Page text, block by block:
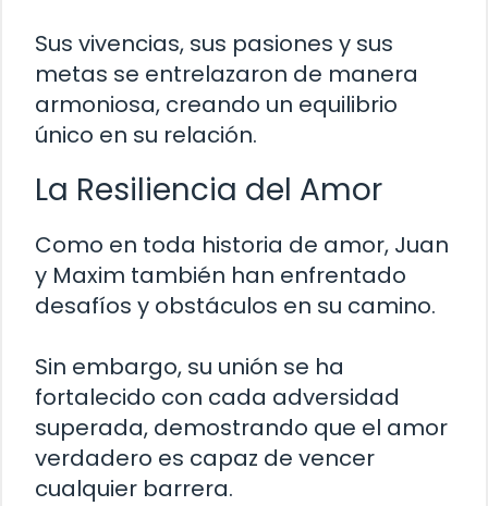
Sus vivencias, sus pasiones y sus
metas se entrelazaron de manera
armoniosa, creando un equilibrio
único en su relación.
La Resiliencia del Amor
Como en toda historia de amor, Juan
y Maxim también han enfrentado
desafíos y obstáculos en su camino.
Sin embargo, su unión se ha
fortalecido con cada adversidad
superada, demostrando que el amor
verdadero es capaz de vencer
cualquier barrera.